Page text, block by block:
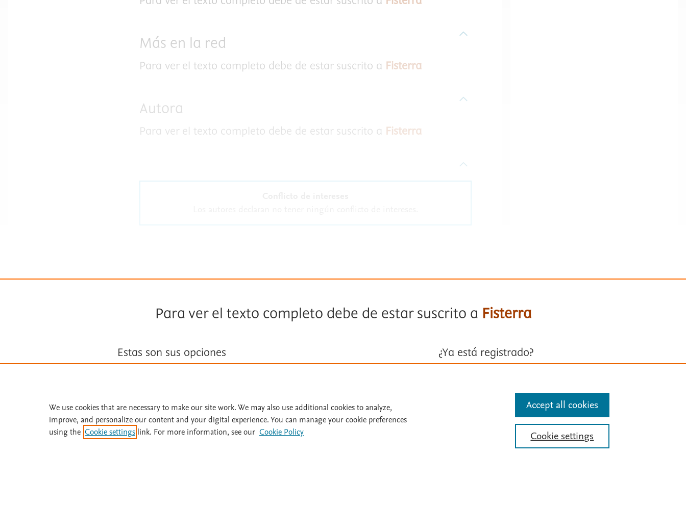
Más en la red
Para ver el texto completo debe de estar suscrito a Fisterra
Autora
Para ver el texto completo debe de estar suscrito a Fisterra
Para ver el texto completo debe de estar suscrito a Fisterra
Estas son sus opciones
Solicite una prueba gratuita
¿Ya está registrado?
We use cookies that are necessary to make our site work. We may also use additional cookies to analyze,
improve, and personalize our content and your digital experience. You can manage your cookie preferences
using the Cookie settings link. For more information, see our Cookie Policy Cookie settings
Accept all cookies